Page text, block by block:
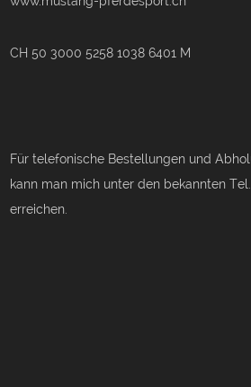
CH 50 3000 5258 1038 6401 M
Für telefonische Bestellungen und
kann man mich unter den bekannten
erreichen.